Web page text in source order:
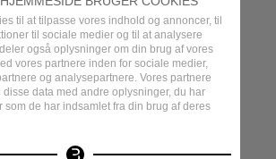
til at tilpasse vores indhold og annoncer, til
til sociale medier og til at analysere
også oplysninger om din brug af vores
vores partnere inden for sociale medier,
og analysepartnere. Vores partnere
disse data med andre oplysninger, du har
som de har indsamlet fra din brug af deres
ARMAF
BVLGARI
BADEANSTALTEN
CACHAREL